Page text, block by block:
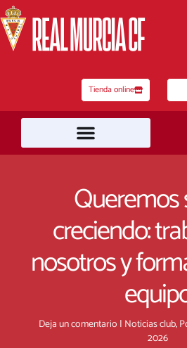
al
contenido
Tienda online
Queremos
creciendo:
nosotros y
Deja un comentario | Noticias club,
2026